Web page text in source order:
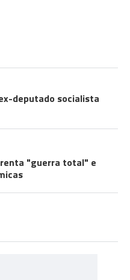
deputado socialista
"guerra total" e